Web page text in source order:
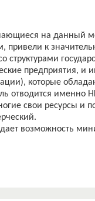
на данный
привели к
структурами
предприятия,
которые
отводится именно
свои ресурсы и
дает возможность
отношения,